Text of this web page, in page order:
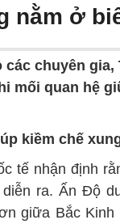
nằm ở
các chuyên
mối quan hệ
kiềm chế
tế nhận định
ra. Ấn Độ
giữa Bắc